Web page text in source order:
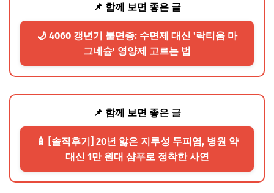
📌 함께 보면 좋은 글
🌙 4060 갱년기 불면증: 수면제 대신 '락티움 마
그네슘' 영양제 고르는 법
📌 함께 보면 좋은 글
🧴 [솔직후기] 20년 앓은 지루성 두피염, 병원 약
대신 1만 원대 샴푸로 정착한 사연